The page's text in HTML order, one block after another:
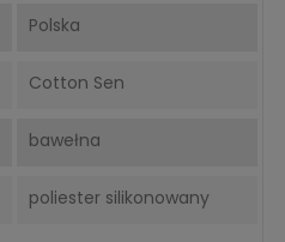
Polska
Cotton Sen
bawełna
poliester silikonowany